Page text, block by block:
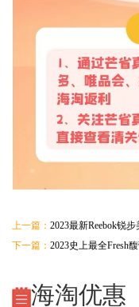
上一篇： 2023最新Reebok锐
下一篇： 2023史上最全Fresh
海淘优惠